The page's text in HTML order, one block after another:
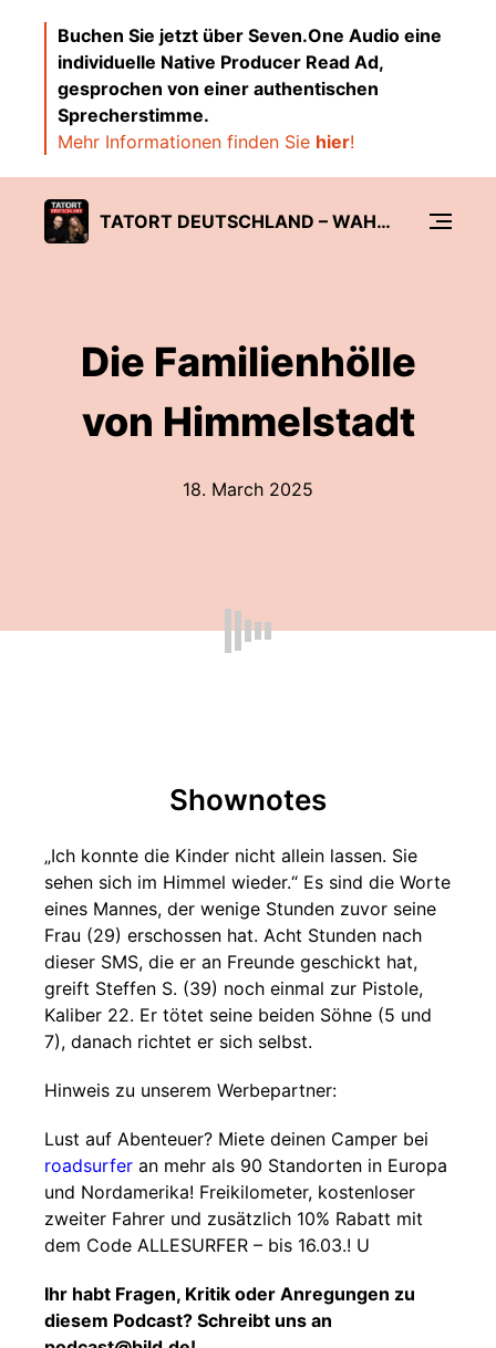
Buchen Sie jetzt über Seven.One Audio eine
individuelle Native Producer Read Ad,
gesprochen von einer authentischen
Sprecherstimme.
Mehr Informationen finden Sie hier!
TATORT DEUTSCHLAND – WAHRE KRIMINALFÄLLE UND VERBRECHEN
Die Familienhölle
von Himmelstadt
18. March 2025
Shownotes
„Ich konnte die Kinder nicht allein lassen. Sie
sehen sich im Himmel wieder.“ Es sind die Worte
eines Mannes, der wenige Stunden zuvor seine
Frau (29) erschossen hat. Acht Stunden nach
dieser SMS, die er an Freunde geschickt hat,
greift Steffen S. (39) noch einmal zur Pistole,
Kaliber 22. Er tötet seine beiden Söhne (5 und
7), danach richtet er sich selbst.
Hinweis zu unserem Werbepartner:
Lust auf Abenteuer? Miete deinen Camper bei
roadsurfer an mehr als 90 Standorten in Europa
und Nordamerika! Freikilometer, kostenloser
zweiter Fahrer und zusätzlich 10% Rabatt mit
dem Code ALLESURFER – bis 16.03.! U
Ihr habt Fragen, Kritik oder Anregungen zu
diesem Podcast? Schreibt uns an